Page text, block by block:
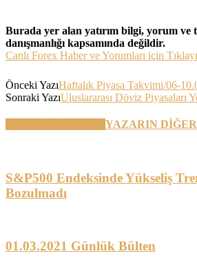
Burada yer alan yatırım bilgi, yorum ve
danışmanlığı kapsamında değildir.
Canlı Forex Haber ve Yorumları için
Önceki YazıHaftalık Piyasa Takvimi/06-
Sonraki YazıUluslararası Döviz Piyasaları
YAZARIN
S&P500 Endeksinde Yükseliş
Bozulmadı
01.03.2021 Günlük Bülten